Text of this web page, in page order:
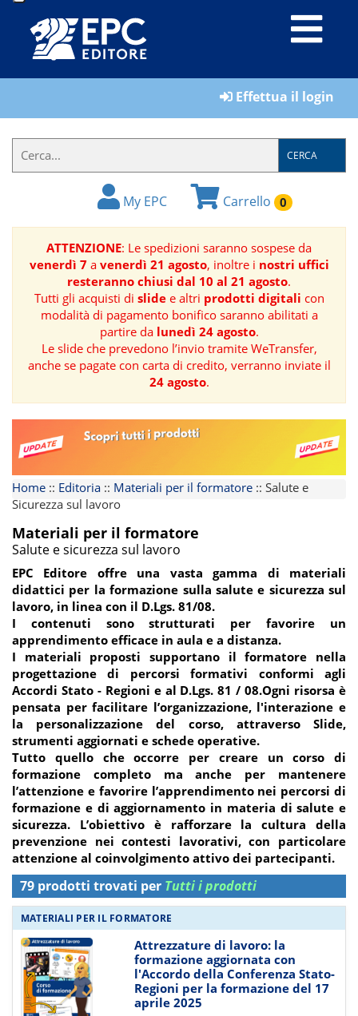
LIBRI
IL
FORMATORE
BOOK
RIVISTE
MANUALISTICA
SOFTWARE
TEMATICHE
Effettua il login
CERCA
My EPC Carrello 0
ATTENZIONE: Le spedizioni saranno sospese da
venerdì 7a venerdì 21 agosto, inoltre i nostri uffici
resteranno chiusi dal 10 al 21 agosto.
Tutti gli acquisti di slidee altri prodotti digitali con
modalità di pagamento bonifico saranno abilitati a
partire da lunedì 24 agosto.
Le slide che prevedono l’invio tramite WeTransfer,
anche se pagate con carta di credito, verranno inviate il
24 agosto.
Home :: Editoria :: Materiali per il formatore :: Salute e
Sicurezza sul lavoro
Materiali per il formatore
Salute e sicurezza sul lavoro
EPC Editore offre una vasta gamma di materiali
didattici per la formazione sulla salute e sicurezza sul
lavoro, in linea con il D.Lgs. 81/08.
I contenuti sono strutturati per favorire un
apprendimento efficace in aula e a distanza.
I materiali proposti supportano il formatore nella
progettazione di percorsi formativi conformi agli
Accordi Stato - Regioni e al D.Lgs. 81 / 08.Ogni risorsa è
pensata per facilitare l’organizzazione, l'interazione e
la personalizzazione del corso, attraverso Slide,
strumenti aggiornati e schede operative.
Tutto quello che occorre per creare un corso di
formazione completo ma anche per mantenere
l’attenzione e favorire l’apprendimento nei percorsi di
formazione e di aggiornamento in materia di salute e
sicurezza. L’obiettivo è rafforzare la cultura della
prevenzione nei contesti lavorativi, con particolare
attenzione al coinvolgimento attivo dei partecipanti.
79 prodotti trovati per Tutti i prodotti
MATERIALI PER IL FORMATORE
Attrezzature di lavoro: la
formazione aggiornata con
l'Accordo della Conferenza Stato-
Regioni per la formazione del 17
aprile 2025